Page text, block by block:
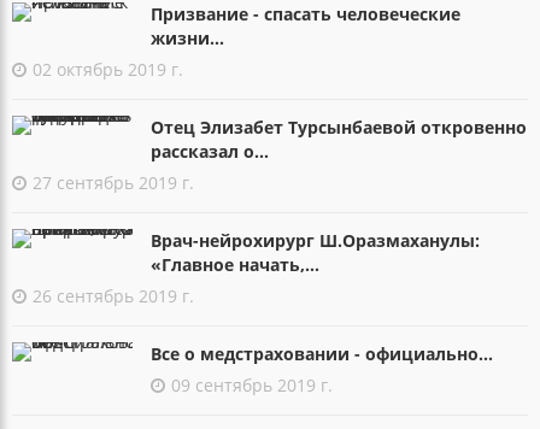
Призвание - спасать человеческие
жизни...
02 октябрь 2019 г.
Отец Элизабет Турсынбаевой откровенно
рассказал о...
27 сентябрь 2019 г.
Врач-нейрохирург Ш.Оразмаханулы:
«Главное начать,...
26 сентябрь 2019 г.
Все о медстраховании - официально...
09 сентябрь 2019 г.